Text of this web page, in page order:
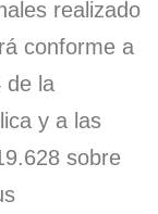
realizado
conforme a
de la
y a las
sobre